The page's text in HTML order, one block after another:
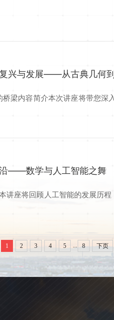
兴与发展——从古典几何
梁内容简介本次讲座将带您
——数学与人工智能之舞
座将回顾人工智能的发展历
1 2 3 4 5 ... 8 下页